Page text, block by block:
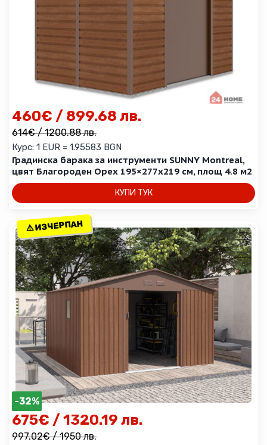
Градинска барака за инструменти SUNNY Montreal,
цвят Благороден Орех 195×277х219 см, площ 4.8 м2
614€/ 1200.88 лв.
460€ / 899.68 лв.
Курс: 1 EUR = 1.95583 BGN
КУПИ ТУК
⚠️ ИЗЧЕРПАН
⚠️ ИЗЧЕРПАН
-32%
997.02€/ 1950 лв.
675€ / 1320.19 лв.